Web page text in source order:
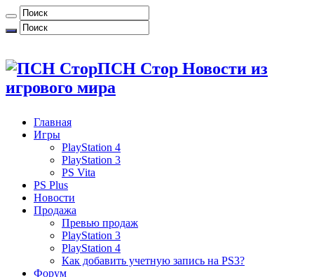
ПСН Стор Новости из
игрового мира
Главная
Игры
PlayStation 4
PlayStation 3
PS Vita
PS Plus
Новости
Продажа
Превью продаж
PlayStation 3
PlayStation 4
Как добавить учетную запись на PS3?
Форум